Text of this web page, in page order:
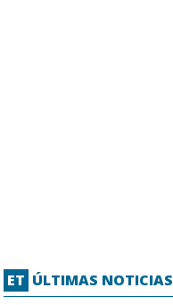
ET ÚLTIMAS NOTICIAS